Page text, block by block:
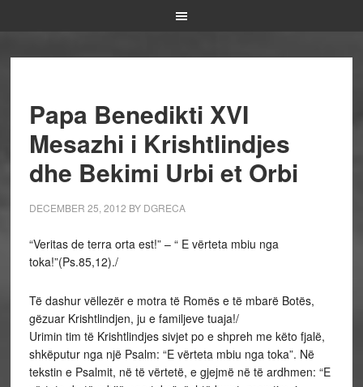
Papa Benedikti XVI
Mesazhi i Krishtlindjes
dhe Bekimi Urbi et Orbi
DECEMBER 25, 2012 BY DGRECA
“Veritas de terra orta est!” – “ E vërteta mbiu nga
toka!”(Ps.85,12)./
Të dashur vëllezër e motra të Romës e të mbarë Botës,
gëzuar Krishtlindjen, ju e familjeve tuaja!/
Urimin tim të Krishtlindjes sivjet po e shpreh me këto fjalë,
shkëputur nga një Psalm: “E vërteta mbiu nga toka”. Në
tekstin e Psalmit, në të vërtetë, e gjejmë në të ardhmen: “E